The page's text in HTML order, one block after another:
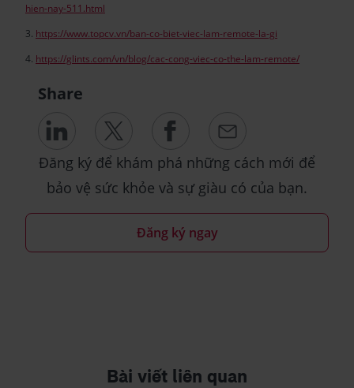
hien-nay-511.html
3. https://www.topcv.vn/ban-co-biet-viec-lam-remote-la-gi
4. https://glints.com/vn/blog/cac-cong-viec-co-the-lam-remote/
Share
Đăng ký để khám phá những cách mới để
bảo vệ sức khỏe và sự giàu có của bạn.
Đăng ký ngay
Bài viết liên quan